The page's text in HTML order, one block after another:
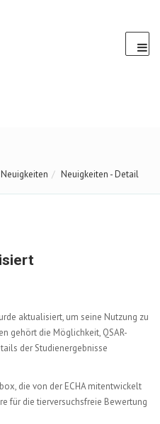
Neuigkeiten Neuigkeiten - Detail
aktualisiert, um seine Nutzung zu
gehört die Möglichkeit, QSAR-
der Studienergebnisse
die von der ECHA mitentwickelt
für die tierversuchsfreie Bewertung